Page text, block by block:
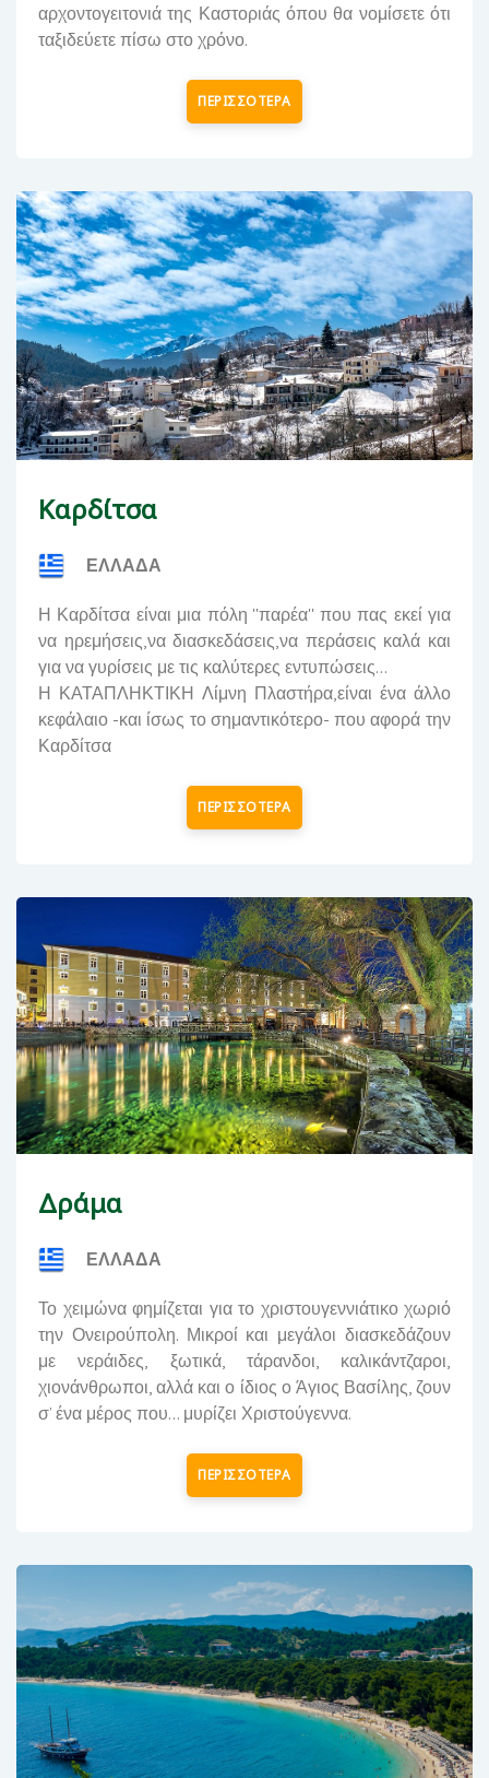
αρχοντογειτονιά της Καστοριάς όπου θα νομίσετε ότι
ταξιδεύετε πίσω στο χρόνο.
ΠΕΡΙΣΣΟΤΕΡΑ
Καρδίτσα
ΕΛΛΑΔΑ
Η Καρδίτσα είναι μια πόλη ''παρέα'' που πας εκεί για
να ηρεμήσεις,να διασκεδάσεις,να περάσεις καλά και
για να γυρίσεις με τις καλύτερες εντυπώσεις...
Η ΚΑΤΑΠΛΗΚΤΙΚΗ Λίμνη Πλαστήρα,είναι ένα άλλο
κεφάλαιο -και ίσως το σημαντικότερο- που αφορά την
Καρδίτσα
ΠΕΡΙΣΣΟΤΕΡΑ
Δράμα
ΕΛΛΑΔΑ
Το χειμώνα φημίζεται για το χριστουγεννιάτικο χωριό
την Ονειρούπολη. Μικροί και μεγάλοι διασκεδάζουν
με νεράιδες, ξωτικά, τάρανδοι, καλικάντζαροι,
χιονάνθρωποι, αλλά και ο ίδιος ο Άγιος Βασίλης, ζουν
σ’ ένα μέρος που... μυρίζει Χριστούγεννα.
ΠΕΡΙΣΣΟΤΕΡΑ